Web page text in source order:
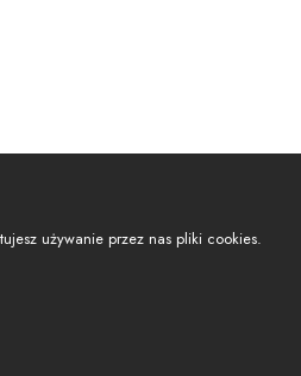
używanie przez nas pliki cookies.